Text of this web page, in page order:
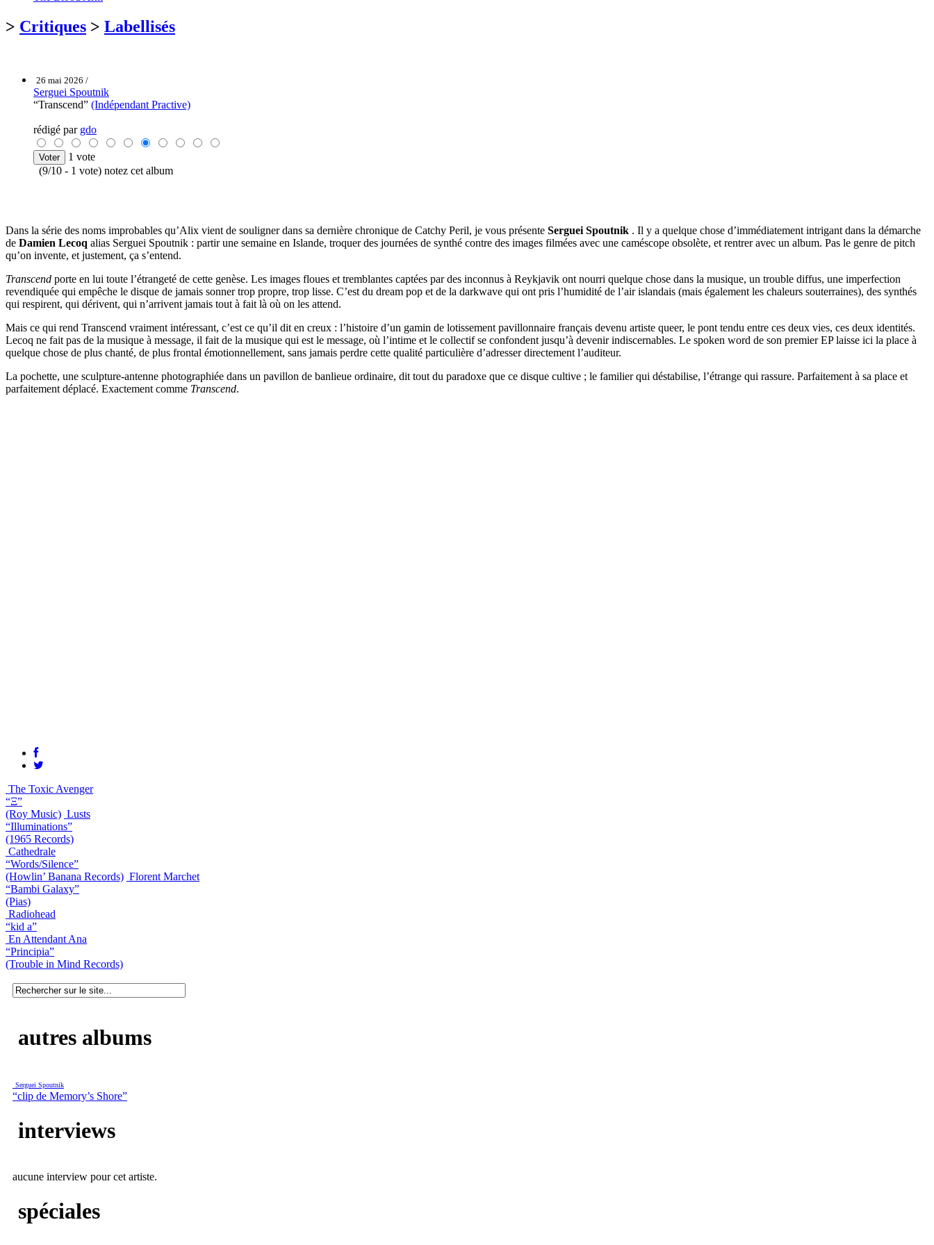
> Critiques > Labellisés
26 mai 2026 /
Serguei Spoutnik
“Transcend” (Indépendant Practive)
rédigé par gdo
1 vote
(9/10 - 1 vote) notez cet album
Dans la série des noms improbables qu’Alix vient de souligner dans sa dernière chronique de Catchy Peril, je vous présente Serguei Spoutnik . Il y a quelque chose d’immédiatement intrigant dans la démarche
de Damien Lecoq alias Serguei Spoutnik : partir une semaine en Islande, troquer des journées de synthé contre des images filmées avec une caméscope obsolète, et rentrer avec un album. Pas le genre de pitch
qu’on invente, et justement, ça s’entend.
Transcend porte en lui toute l’étrangeté de cette genèse. Les images floues et tremblantes captées par des inconnus à Reykjavik ont nourri quelque chose dans la musique, un trouble diffus, une imperfection
revendiquée qui empêche le disque de jamais sonner trop propre, trop lisse. C’est du dream pop et de la darkwave qui ont pris l’humidité de l’air islandais (mais également les chaleurs souterraines), des synthés
qui respirent, qui dérivent, qui n’arrivent jamais tout à fait là où on les attend.
Mais ce qui rend Transcend vraiment intéressant, c’est ce qu’il dit en creux : l’histoire d’un gamin de lotissement pavillonnaire français devenu artiste queer, le pont tendu entre ces deux vies, ces deux identités.
Lecoq ne fait pas de la musique à message, il fait de la musique qui est le message, où l’intime et le collectif se confondent jusqu’à devenir indiscernables. Le spoken word de son premier EP laisse ici la place à
quelque chose de plus chanté, de plus frontal émotionnellement, sans jamais perdre cette qualité particulière d’adresser directement l’auditeur.
La pochette, une sculpture-antenne photographiée dans un pavillon de banlieue ordinaire, dit tout du paradoxe que ce disque cultive ; le familier qui déstabilise, l’étrange qui rassure. Parfaitement à sa place et
parfaitement déplacé. Exactement comme Transcend.
The Toxic Avenger
“Ξ”
(Roy Music) Lusts
“Illuminations”
(1965 Records)
Cathedrale
“Words​/​Silence”
(Howlin’ Banana Records) Florent Marchet
“Bambi Galaxy”
(Pias)
Radiohead
“kid a”
En Attendant Ana
“Principia”
(Trouble in Mind Records)
autres albums
Serguei Spoutnik
“clip de Memory’s Shore”
interviews
aucune interview pour cet artiste.
spéciales